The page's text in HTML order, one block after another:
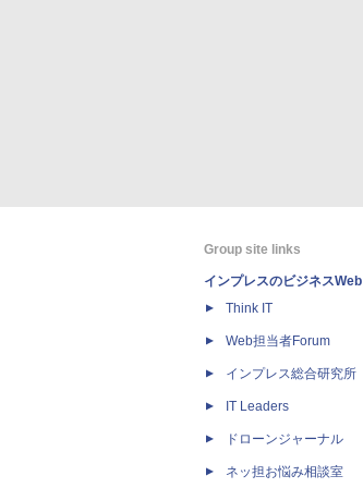
Group site links
インプレスのビジネスWeb
Think IT
Web担当者Forum
インプレス総合研究所
IT Leaders
ドローンジャーナル
ネッ担お悩み相談室